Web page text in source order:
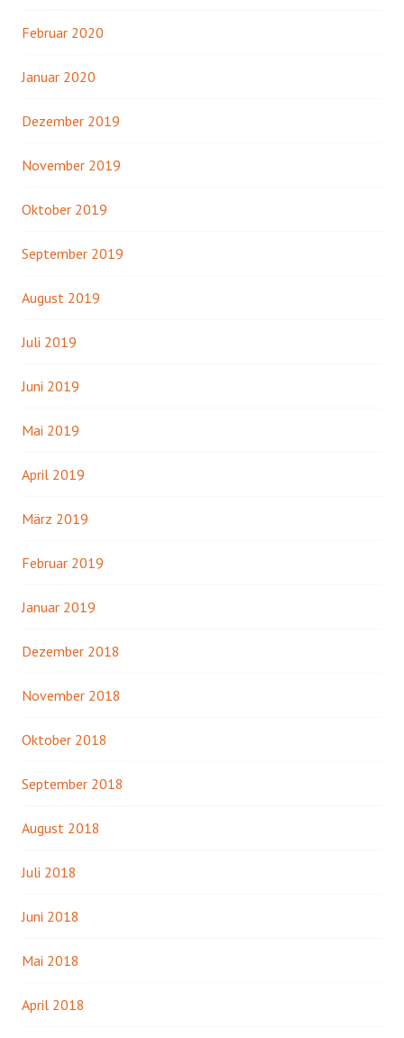
Februar 2020
Januar 2020
Dezember 2019
November 2019
Oktober 2019
September 2019
August 2019
Juli 2019
Juni 2019
Mai 2019
April 2019
März 2019
Februar 2019
Januar 2019
Dezember 2018
November 2018
Oktober 2018
September 2018
August 2018
Juli 2018
Juni 2018
Mai 2018
April 2018